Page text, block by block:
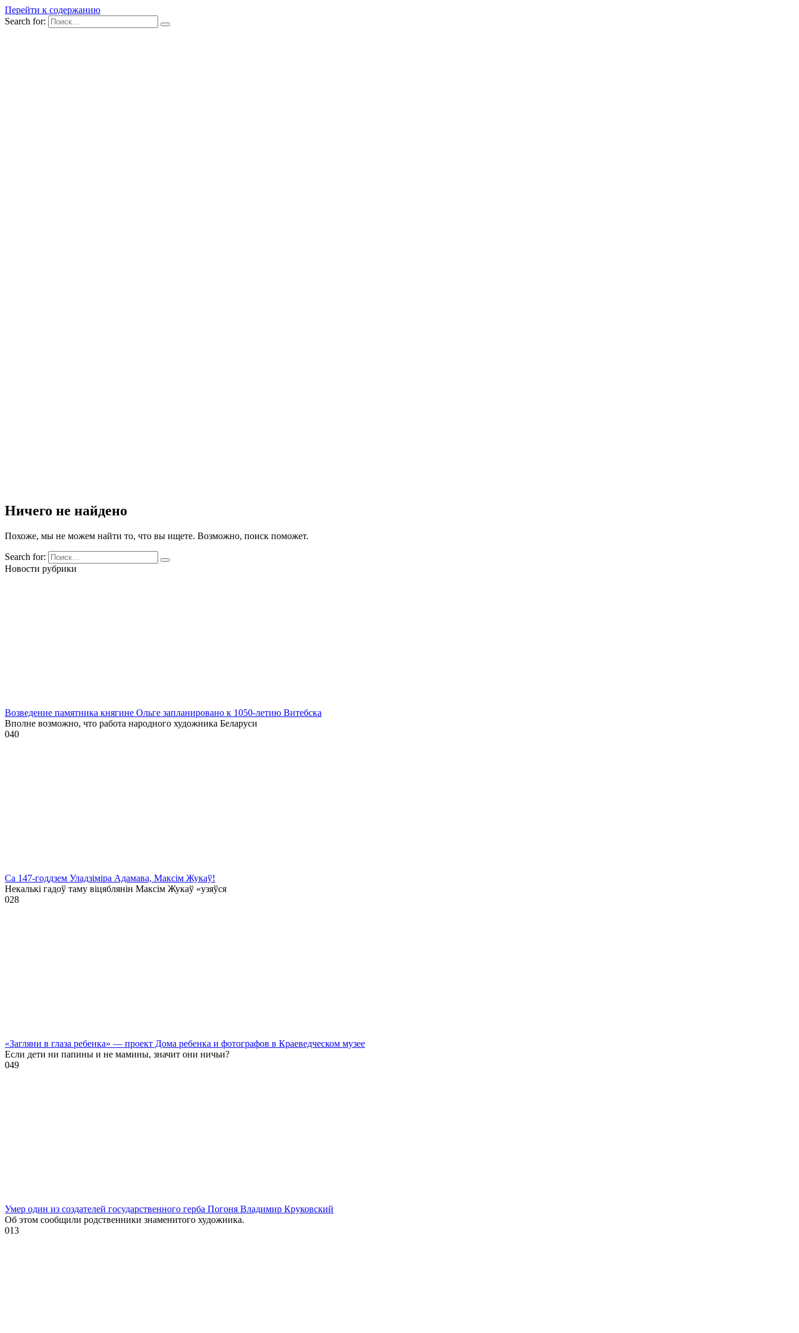
Перейти к содержанию
Search for:
Ничего не найдено
Похоже, мы не можем найти то, что вы ищете. Возможно, поиск поможет.
Search for:
Новости рубрики
Возведение памятника княгине Ольге запланировано к 1050-летию Витебска
Вполне возможно, что работа народного художника Беларуси
040
Са 147-годдзем Уладзіміра Адамава, Максім Жукаў!
Некалькі гадоў таму віцяблянін Максім Жукаў «узяўся
028
«Загляни в глаза ребенка» — проект Дома ребенка и фотографов в Краеведческом музее
Если дети ни папины и не мамины, значит они ничьи?
049
Умер один из создателей государственного герба Погоня Владимир Круковский
Об этом сообщили родственники знаменитого художника.
013